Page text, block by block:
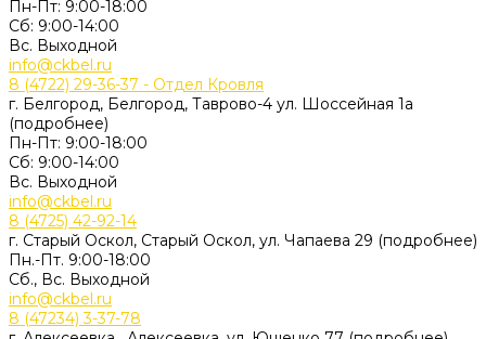
Пн-Пт: 9:00-18:00
Cб: 9:00-14:00
Вс. Выходной
info@ckbel.ru
8 (4722) 29-36-37 - Отдел Кровля
г. Белгород, Белгород, Таврово-4 ул. Шоссейная 1а
(подробнее)
Пн-Пт: 9:00-18:00
Cб: 9:00-14:00
Вс. Выходной
info@ckbel.ru
8 (4725) 42-92-14
г. Старый Оскол, Старый Оскол, ул. Чапаева 29 (подробнее)
Пн.-Пт. 9:00-18:00
Сб., Вс. Выходной
info@ckbel.ru
8 (47234) 3-37-78